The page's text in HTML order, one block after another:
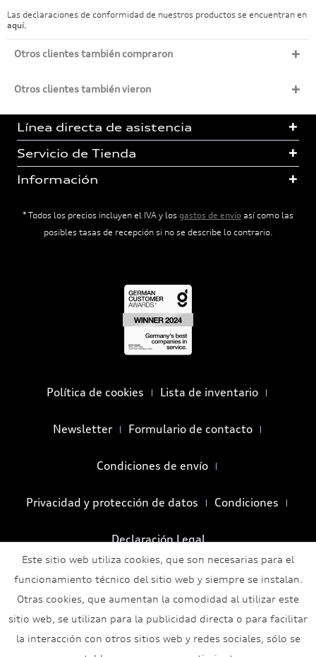
Las declaraciones de conformidad de nuestros productos se encuentran en
aquí.
Otros clientes también compraron
Otros clientes también vieron
Línea directa de asistencia
Servicio de Tienda
Información
* Todos los precios incluyen el IVA y los gastos de envío así como las
posibles tasas de recepción si no se describe lo contrario.
Política de cookies Lista de inventario
Newsletter Formulario de contacto
Condiciones de envío
Privacidad y protección de datos Condiciones
Declaración Legal
Este sitio web utiliza cookies, que son necesarias para el
funcionamiento técnico del sitio web y siempre se instalan.
Otras cookies, que aumentan la comodidad al utilizar este
sitio web, se utilizan para la publicidad directa o para facilitar
la interacción con otros sitios web y redes sociales, sólo se